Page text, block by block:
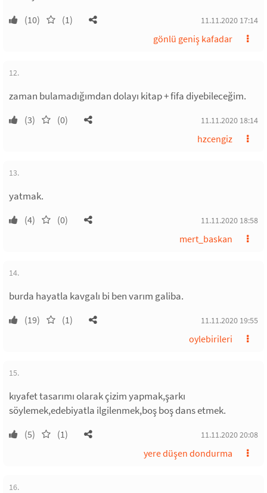
(10) (1) 11.11.2020 17:14
gönlü geniş kafadar
12.
zaman bulamadığımdan dolayı kitap + fifa diyebileceğim.
(3) (0) 11.11.2020 18:14
hzcengiz
13.
yatmak.
(4) (0) 11.11.2020 18:58
mert_baskan
14.
burda hayatla kavgalı bi ben varım galiba.
(19) (1) 11.11.2020 19:55
oylebirileri
15.
kıyafet tasarımı olarak çizim yapmak,şarkı
söylemek,edebiyatla ilgilenmek,boş boş dans etmek.
(5) (1) 11.11.2020 20:08
yere düşen dondurma
16.